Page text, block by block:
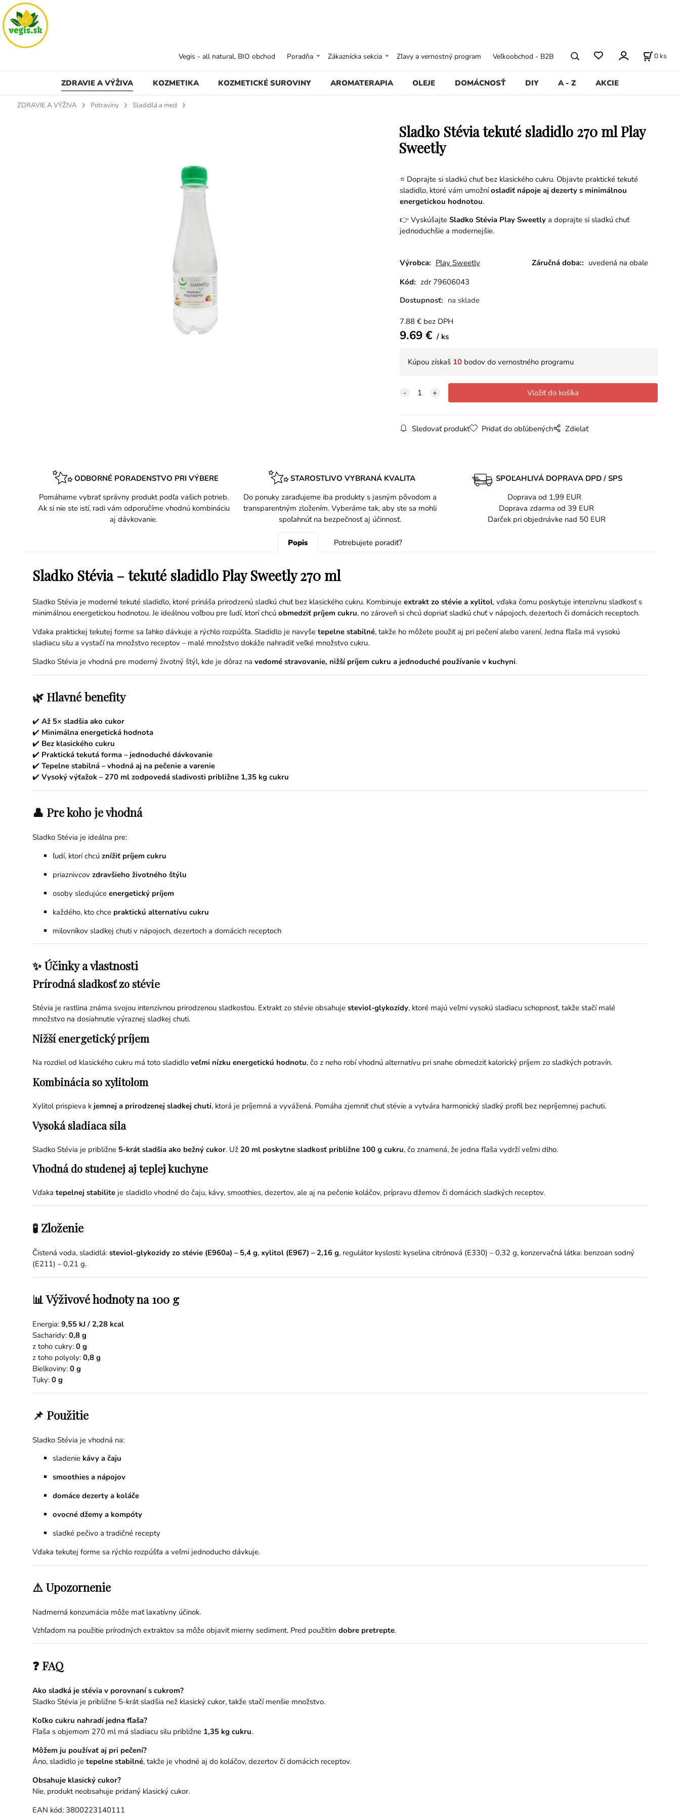
ZDRAVIE A VÝŽIVA KOZMETIKA KOZMETICKÉ SUROVINY AROMATERAPIA OLEJE DOMÁCNOSŤ DIY A - Z AKCIE
Vegis - all natural, BIO obchod Poradňa Zákaznícka sekcia Zľavy a vernostný program Veľkoobchod - B2B 0 ks
ZDRAVIE A VÝŽIVA Potraviny Sladidlá a med
Sladko Stévia tekuté sladidlo 270 ml Play
Sweetly
⭐ Doprajte si sladkú chuť bez klasického cukru. Objavte praktické tekuté
sladidlo, ktoré vám umožníosladiť nápoje aj dezerty s minimálnou
energetickou hodnotou.
👉 Vyskúšajte Sladko Stévia Play Sweetlya doprajte si sladkú chuť
jednoduchšie a modernejšie.
Výrobca: Play Sweetly Záručná doba:: uvedená na obale
Kód: zdr 79606043
Dostupnosť: na sklade
7.88€ bez DPH
9.69€ ks
Kúpou získaš 10bodov do vernostného programu
Sledovať produkt Pridať do obľúbených Zdielať
ODBORNÉ PORADENSTVO PRI VÝBERE
Pomáhame vybrať správny produkt podľa vašich potrieb.
Ak si nie ste istí, radi vám odporučíme vhodnú kombináciu
aj dávkovanie.
STAROSTLIVO VYBRANÁ KVALITA
Do ponuky zaraďujeme iba produkty s jasným pôvodom a
transparentným zložením. Vyberáme tak, aby ste sa mohli
spoľahnúť na bezpečnosť aj účinnosť.
SPOĽAHLIVÁ DOPRAVA DPD / SPS
Doprava od 1,99 EUR
Doprava zdarma od 39 EUR
Darček pri objednávke nad 50 EUR
Popis Potrebujete poradiť?
Sladko Stévia – tekuté sladidlo Play Sweetly 270 ml
Sladko Stévia je moderné tekuté sladidlo, ktoré prináša prirodzenú sladkú chuť bez klasického cukru. Kombinuje extrakt zo stévie a xylitol, vďaka čomu poskytuje intenzívnu sladkosť s
minimálnou energetickou hodnotou. Je ideálnou voľbou pre ľudí, ktorí chcú obmedziť príjem cukru, no zároveň si chcú dopriať sladkú chuť v nápojoch, dezertoch či domácich receptoch.
Vďaka praktickej tekutej forme sa ľahko dávkuje a rýchlo rozpúšťa. Sladidlo je navyše tepelne stabilné, takže ho môžete použiť aj pri pečení alebo varení. Jedna fľaša má vysokú
sladiacu silu a vystačí na množstvo receptov – malé množstvo dokáže nahradiť veľké množstvo cukru.
Sladko Stévia je vhodná pre moderný životný štýl, kde je dôraz na vedomé stravovanie, nižší príjem cukru a jednoduché používanie v kuchyni.
🌿 Hlavné benefity
✔️ Až 5× sladšia ako cukor
✔️ Minimálna energetická hodnota
✔️ Bez klasického cukru
✔️ Praktická tekutá forma – jednoduché dávkovanie
✔️ Tepelne stabilná – vhodná aj na pečenie a varenie
✔️ Vysoký výťažok – 270 ml zodpovedá sladivosti približne 1,35 kg cukru
👤 Pre koho je vhodná
Sladko Stévia je ideálna pre:
ľudí, ktorí chcú znížiť príjem cukru
priaznivcov zdravšieho životného štýlu
osoby sledujúce energetický príjem
každého, kto chce praktickú alternatívu cukru
milovníkov sladkej chuti v nápojoch, dezertoch a domácich receptoch
✨ Účinky a vlastnosti
Prírodná sladkosť zo stévie
Stévia je rastlina známa svojou intenzívnou prirodzenou sladkosťou. Extrakt zo stévie obsahuje steviol-glykozidy, ktoré majú veľmi vysokú sladiacu schopnosť, takže stačí malé
množstvo na dosiahnutie výraznej sladkej chuti.
Nižší energetický príjem
Na rozdiel od klasického cukru má toto sladidlo veľmi nízku energetickú hodnotu, čo z neho robí vhodnú alternatívu pri snahe obmedziť kalorický príjem zo sladkých potravín.
Kombinácia so xylitolom
Xylitol prispieva k jemnej a prirodzenej sladkej chuti, ktorá je príjemná a vyvážená. Pomáha zjemniť chuť stévie a vytvára harmonický sladký profil bez nepríjemnej pachuti.
Vysoká sladiaca sila
Sladko Stévia je približne 5-krát sladšia ako bežný cukor. Už 20 ml poskytne sladkosť približne 100 g cukru, čo znamená, že jedna fľaša vydrží veľmi dlho.
Vhodná do studenej aj teplej kuchyne
Vďaka tepelnej stabiliteje sladidlo vhodné do čaju, kávy, smoothies, dezertov, ale aj na pečenie koláčov, prípravu džemov či domácich sladkých receptov.
🧪 Zloženie
Čistená voda, sladidlá: steviol-glykozidy zo stévie (E960a) – 5,4 g, xylitol (E967) – 2,16 g, regulátor kyslosti: kyselina citrónová (E330) – 0,32 g, konzervačná látka: benzoan sodný
(E211) – 0,21 g.
📊 Výživové hodnoty na 100 g
Energia: 9,55 kJ / 2,28 kcal
Sacharidy: 0,8 g
z toho cukry: 0 g
z toho polyoly: 0,8 g
Bielkoviny: 0 g
Tuky: 0 g
📌 Použitie
Sladko Stévia je vhodná na:
sladenie kávy a čaju
smoothies a nápojov
domáce dezerty a koláče
ovocné džemy a kompóty
sladké pečivo a tradičné recepty
Vďaka tekutej forme sa rýchlo rozpúšťa a veľmi jednoducho dávkuje.
⚠️ Upozornenie
Nadmerná konzumácia môže mať laxatívny účinok.
Vzhľadom na použitie prírodných extraktov sa môže objaviť mierny sediment. Pred použitím dobre pretrepte.
❓ FAQ
Ako sladká je stévia v porovnaní s cukrom?
Sladko Stévia je približne 5-krát sladšia než klasický cukor, takže stačí menšie množstvo.
Koľko cukru nahradí jedna fľaša?
Fľaša s objemom 270 ml má sladiacu silu približne 1,35 kg cukru.
Môžem ju používať aj pri pečení?
Áno, sladidlo je tepelne stabilné, takže je vhodné aj do koláčov, dezertov či domácich receptov.
Obsahuje klasický cukor?
Nie, produkt neobsahuje pridaný klasický cukor.
EAN kód: 3800223140111